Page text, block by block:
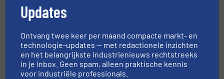
VRAAG DE EXPERT
EVENEMENTEN
Updates
Ontvang twee keer per maand compacte markt- en
technologie-updates — met redactionele inzichten
en het belangrijkste industrienieuws rechtstreeks
in je inbox. Geen spam, alleen praktische kennis
voor industriële professionals.